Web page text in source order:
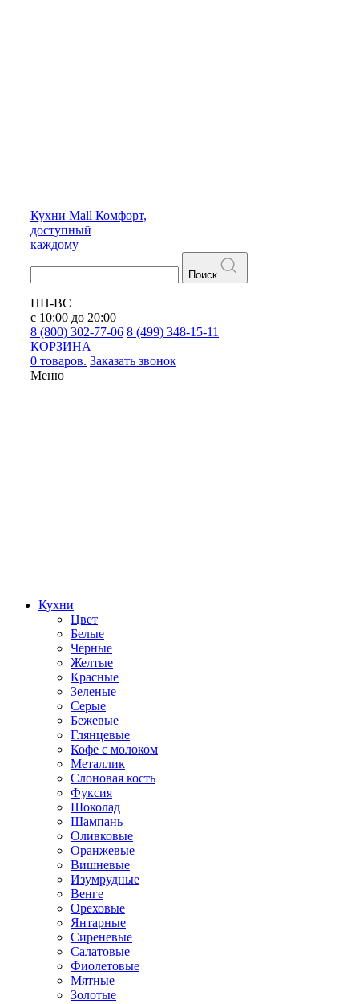
Кухни Mall Комфорт,
доступный
каждому
Поиск
ПН-ВС
с 10:00 до 20:00
8 (800) 302-77-06 8 (499) 348-15-11
КОРЗИНА
0 товаров. Заказать звонок
Меню
Кухни
Цвет
Белые
Черные
Желтые
Красные
Зеленые
Серые
Бежевые
Глянцевые
Кофе с молоком
Металлик
Слоновая кость
Фуксия
Шоколад
Шампань
Оливковые
Оранжевые
Вишневые
Изумрудные
Венге
Ореховые
Янтарные
Сиреневые
Салатовые
Фиолетовые
Мятные
Золотые